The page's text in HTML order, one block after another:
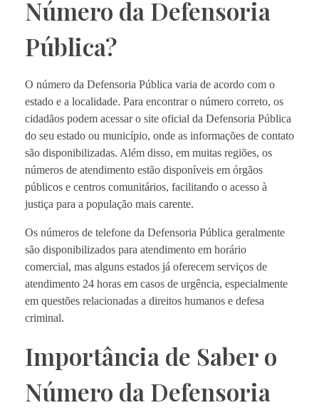
Número da Defensoria
Pública?
O número da Defensoria Pública varia de acordo com o
estado e a localidade. Para encontrar o número correto, os
cidadãos podem acessar o site oficial da Defensoria Pública
do seu estado ou município, onde as informações de contato
são disponibilizadas. Além disso, em muitas regiões, os
números de atendimento estão disponíveis em órgãos
públicos e centros comunitários, facilitando o acesso à
justiça para a população mais carente.
Os números de telefone da Defensoria Pública geralmente
são disponibilizados para atendimento em horário
comercial, mas alguns estados já oferecem serviços de
atendimento 24 horas em casos de urgência, especialmente
em questões relacionadas a direitos humanos e defesa
criminal.
Importância de Saber o
Número da Defensoria